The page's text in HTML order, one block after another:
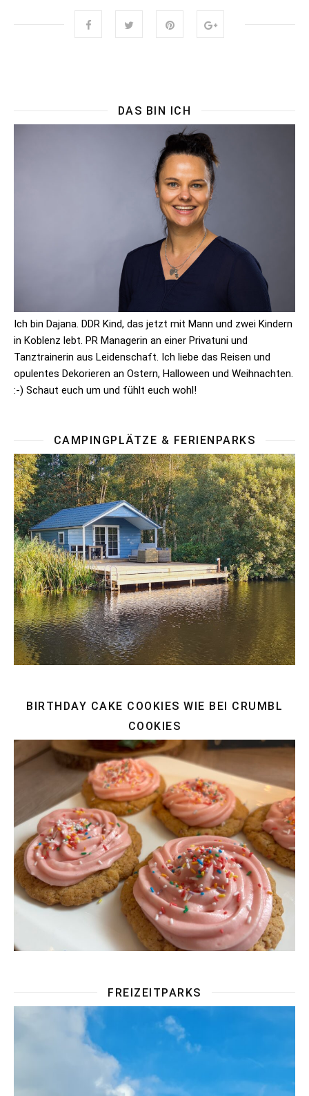
DAS BIN ICH
Ich bin Dajana. DDR Kind, das jetzt mit Mann und zwei Kindern
in Koblenz lebt. PR Managerin an einer Privatuni und
Tanztrainerin aus Leidenschaft. Ich liebe das Reisen und
opulentes Dekorieren an Ostern, Halloween und Weihnachten.
:-) Schaut euch um und fühlt euch wohl!
CAMPINGPLÄTZE & FERIENPARKS
BIRTHDAY CAKE COOKIES WIE BEI CRUMBL
COOKIES
FREIZEITPARKS